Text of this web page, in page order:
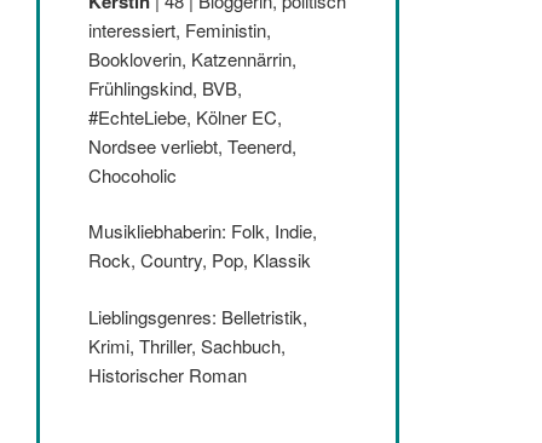
interessiert, Feministin,
Bookloverin, Katzennärrin,
Frühlingskind, BVB,
#EchteLiebe, Kölner EC,
Nordsee verliebt, Teenerd,
Chocoholic
Musikliebhaberin: Folk, Indie,
Rock, Country, Pop, Klassik
Lieblingsgenres: Belletristik,
Krimi, Thriller, Sachbuch,
Historischer Roman